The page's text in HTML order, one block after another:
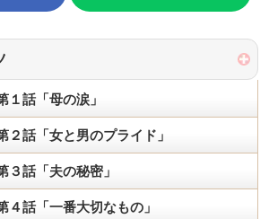
話「母の涙」
話「女と男のプライド」
話「夫の秘密」
話「一番大切なもの」